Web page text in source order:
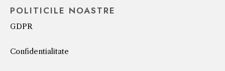
POLITICILE NOASTRE
GDPR
Confidentialitate